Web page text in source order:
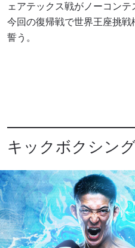
ェアテックス戦がノーコンテ
今回の復帰戦で世界王座挑
誓う。
キックボクシン